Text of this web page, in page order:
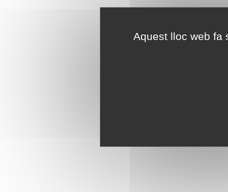
Aquest lloc web fa